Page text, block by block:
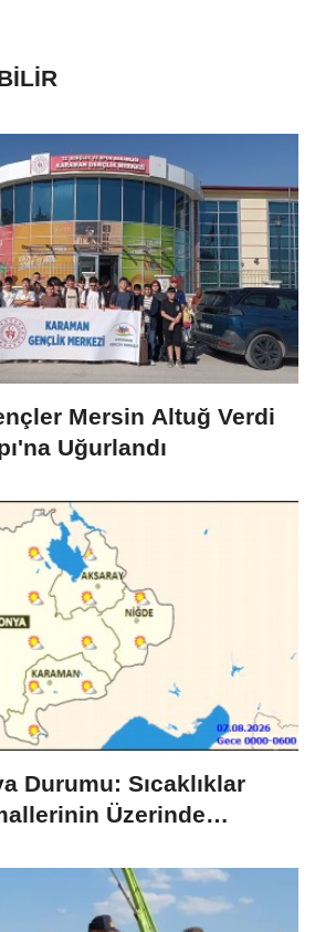
Mersin Altuğ Verdi
Uğurlandı
Durumu: Sıcaklıklar
Üzerinde